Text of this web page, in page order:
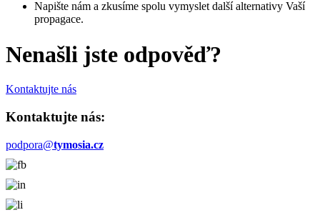
Napište nám a zkusíme spolu vymyslet další alternativy Vaší
propagace.
Nenašli jste odpověď?
Kontaktujte nás
Kontaktujte nás:
podpora@tymosia.cz